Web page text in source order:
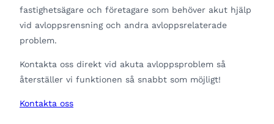
fastighetsägare och företagare som behöver akut hjälp
vid avloppsrensning och andra avloppsrelaterade
problem.
Kontakta oss direkt vid akuta avloppsproblem så
återställer vi funktionen så snabbt som möjligt!
Kontakta oss